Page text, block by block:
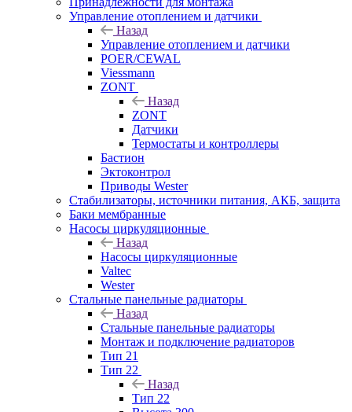
Управление отоплением и датчики
Назад
Управление отоплением и датчики
POER/CEWAL
Viessmann
ZONT
Назад
ZONT
Датчики
Термостаты и контроллеры
Бастион
Эктоконтрол
Приводы Wester
Стабилизаторы, источники питания, АКБ, защита
Баки мембранные
Насосы циркуляционные
Назад
Насосы циркуляционные
Valtec
Wester
Стальные панельные радиаторы
Назад
Стальные панельные радиаторы
Монтаж и подключение радиаторов
Тип 21
Тип 22
Назад
Тип 22